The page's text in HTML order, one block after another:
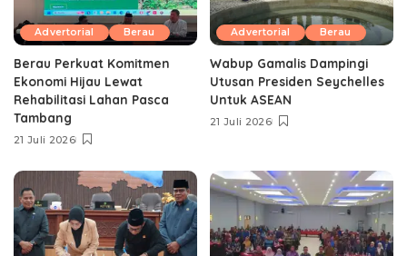
Advertorial Berau
Berau Perkuat Komitmen
Ekonomi Hijau Lewat
Rehabilitasi Lahan Pasca
Tambang
21 Juli 2026
Advertorial Berau
Wabup Gamalis Dampingi
Utusan Presiden Seychelles
Untuk ASEAN
21 Juli 2026